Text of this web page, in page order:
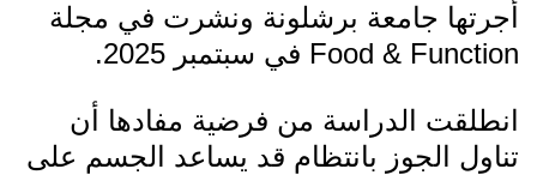
أجرتها جامعة برشلونة ونشرت في مجلة
Food & Function في سبتمبر 2025.
انطلقت الدراسة من فرضية مفادها أن
تناول الجوز بانتظام قد يساعد الجسم على